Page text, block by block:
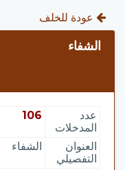
عودة للخلف
الشفاء
عدد
المدخلات
106
العنوان
التفصيلي
الشفاء